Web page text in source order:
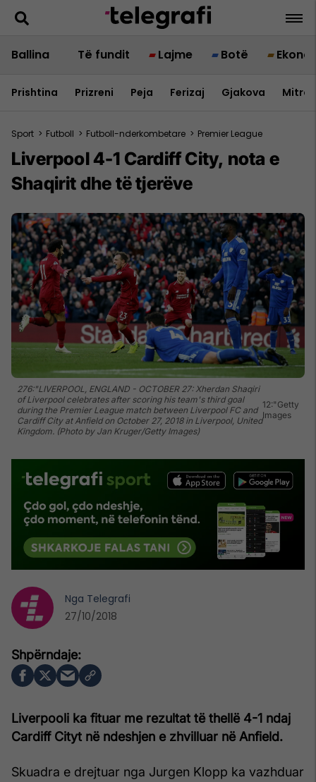
Ballina Të fundit Lajme Botë
Prishtina Prizreni Peja Ferizaj Gjakova
Sport > Futboll > Futboll-nderkombetare > Premier League
Liverpool 4-1 Cardiff City, nota e
Shaqirit dhe të tjerëve
276:"LIVERPOOL, ENGLAND - OCTOBER 27: Xherdan Shaqiri
of Liverpool celebrates after scoring his team's third goal
during the Premier League match between Liverpool FC and
Cardiff City at Anfield on October 27, 2018 in Liverpool, United
Kingdom. (Photo by Jan Kruger/Getty Images)
12:"Getty
Images
Liverpooli ka fituar me rezultat të thellë 4-1 ndaj
Cardiff Cityt në ndeshjen e zhvilluar në Anfield.
Skuadra e drejtuar nga Jurgen Klopp ka vazhduar
Nga Telegrafi
27/10/2018